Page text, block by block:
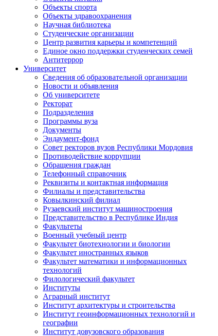
Объекты спорта
Объекты здравоохранения
Научная библиотека
Студенческие организации
Центр развития карьеры и компетенций
Единое окно поддержки студенческих семей
Антитеррор
Университет
Сведения об образовательной организации
Новости и объявления
Об университете
Ректорат
Подразделения
Программы вуза
Документы
Эндаумент-фонд
Совет ректоров вузов Республики Мордовия
Противодействие коррупции
Обращения граждан
Телефонный справочник
Реквизиты и контактная информация
Филиалы и представительства
Ковылкинский филиал
Рузаевский институт машиностроения
Представительство в Республике Индия
Факультеты
Военный учебный центр
Факультет биотехнологии и биологии
Факультет иностранных языков
Факультет математики и информационных
технологий
Филологический факультет
Институты
Аграрный институт
Институт архитектуры и строительства
Институт геоинформационных технологий и
географии
Институт довузовского образования